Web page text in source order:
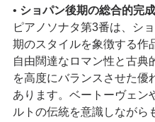
• ショパン後期の総合的完
ピアノソナタ第3番は、シ
期のスタイルを象徴する作
自由闊達なロマン性と古典
を高度にバランスさせた優
あります。ベートーヴェン
ルトの伝統を意識しながら